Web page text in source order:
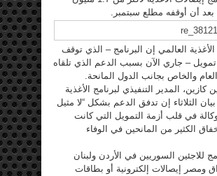
أن أوقفه مطلع سبتمبر.
العالمي إن البرنامج – الذي توقف
– جاري الآن بسبب الدعم الذي تلقاه
والخاص بجانب الدول المانحة.
كازين، المدير التنفيذي لبرنامج الأغذية
الثلاثاء إن تدفق الدعم بشكل “لا مثيل
في قلب أزمة التمويل التي كانت
الكثير من المانحين في الوفاء
للاجئين السوريين في الأردن ولبنان
ومصر إيصالات إلكترونية أو بطاقات